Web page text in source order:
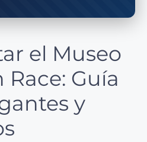
el Museo
Race: Guía
y